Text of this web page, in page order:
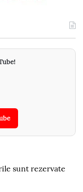
sunt rezervate